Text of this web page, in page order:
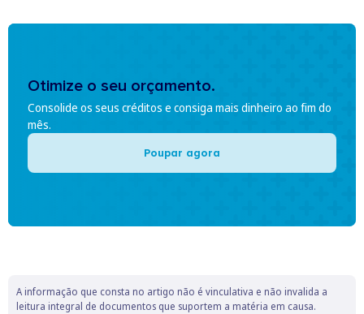
Otimize o seu orçamento.
Consolide os seus créditos e consiga mais dinheiro ao fim do
mês.
Poupar agora
A informação que consta no artigo não é vinculativa e não invalida a
leitura integral de documentos que suportem a matéria em causa.